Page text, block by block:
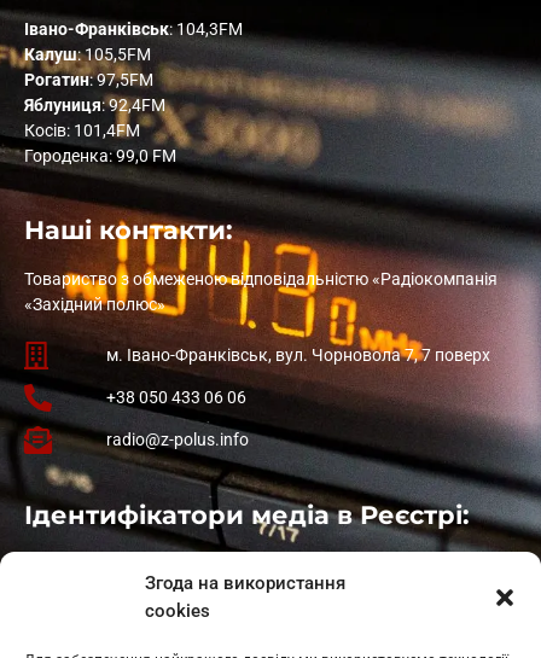
Згода на використання
cookies
Івано-Франківськ: 104,3FM
Калуш: 105,5FM
Рогатин: 97,5FM
Яблуниця: 92,4FM
Косів: 101,4FM
Городенка: 99,0 FM
Наші контакти:
Товариство з обмеженою відповідальністю «Радіокомпанія
«Західний полюс»
м. Івано-Франківськ, вул. Чорновола 7, 7 поверх
+38 050 433 06 06
radio@z-polus.info
Ідентифікатори медіа в Реєстрі:
: L11-01410
: L11-01801